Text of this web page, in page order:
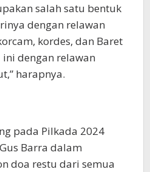
salah satu bentuk
dengan relawan
kordes, dan Baret
dengan relawan
harapnya.
pada Pilkada 2024
Barra dalam
doa restu dari semua